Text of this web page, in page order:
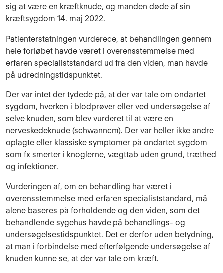
sig at være en kræftknude, og manden døde af sin
kræftsygdom 14. maj 2022.
Patienterstatningen vurderede, at behandlingen gennem
hele forløbet havde været i overensstemmelse med
erfaren specialiststandard ud fra den viden, man havde
på udredningstidspunktet.
Der var intet der tydede på, at der var tale om ondartet
sygdom, hverken i blodprøver eller ved undersøgelse af
selve knuden, som blev vurderet til at være en
nerveskedeknude (schwannom). Der var heller ikke andre
oplagte eller klassiske symptomer på ondartet sygdom
som fx smerter i knoglerne, vægttab uden grund, træthed
og infektioner.
Vurderingen af, om en behandling har været i
overensstemmelse med erfaren specialiststandard, må
alene baseres på forholdende og den viden, som det
behandlende sygehus havde på behandlings- og
undersøgelsestidspunktet. Det er derfor uden betydning,
at man i forbindelse med efterfølgende undersøgelse af
knuden kunne se, at der var tale om kræft.